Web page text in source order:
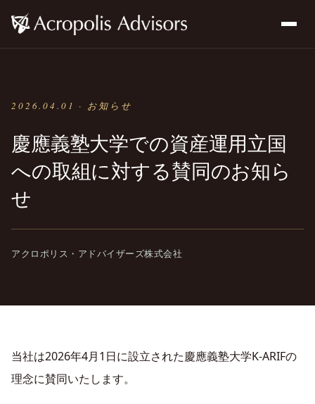
2026.04.01 · お知らせ
慶應義塾大学での資産運用立国
への取組に対する賛同のお知ら
せ
アクロポリス・アドバイザーズ株式会社
当社は2026年4月1日に設立された慶應義塾大学K-ARIFの
理念に賛同いたします。